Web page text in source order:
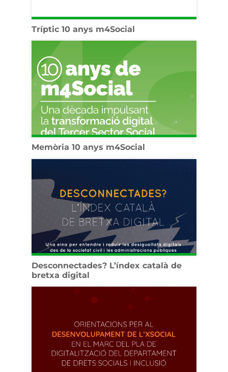
Tríptic 10 anys m4Social
Memòria 10 anys m4Social
Desconnectades? L’índex català de
bretxa digital